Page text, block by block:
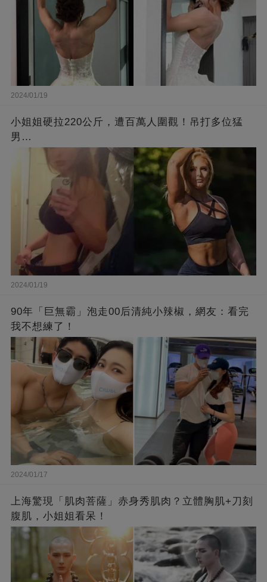
2024/01/19
小姐姐硬拉220公斤，遭百萬人圍觀！吊打多位猛
男…
2024/01/19
90年「巨無霸」泡走00后清純小辣椒，網友：看完
我不想練了！
2024/01/17
上海驚現「肌肉菩薩」赤身秀肌肉？立體胸肌+刀刻
腹肌，小姐姐看呆！